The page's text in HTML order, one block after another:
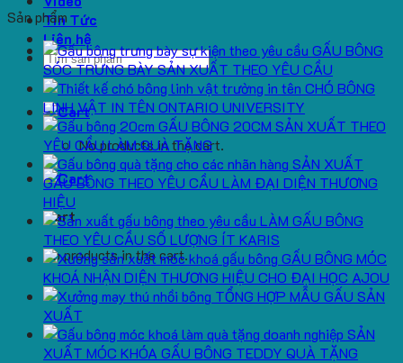
Tin Tức
Liên hệ
Search
for:
No products in the cart.
Cart
No products in the cart.
Sản phẩm
GẤU BÔNG
SÓC TRƯNG BÀY SẢN XUẤT THEO YÊU CẦU
CHÓ BÔNG
LINH VẬT IN TÊN ONTARIO UNIVERSITY
GẤU BÔNG 20CM SẢN XUẤT THEO
YÊU CẦU LÀM QUÀ TẶNG
SẢN XUẤT
GẤU BÔNG THEO YÊU CẦU LÀM ĐẠI DIỆN THƯƠNG
HIỆU
LÀM GẤU BÔNG
THEO YÊU CẦU SỐ LƯỢNG ÍT KARIS
GẤU BÔNG MÓC
KHOÁ NHẬN DIỆN THƯƠNG HIỆU CHO ĐẠI HỌC AJOU
TỔNG HỢP MẪU GẤU SẢN
XUẤT
SẢN
XUẤT MÓC KHÓA GẤU BÔNG TEDDY QUÀ TẶNG